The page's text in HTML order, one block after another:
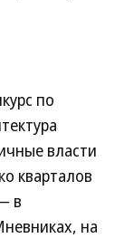
по
власти
кварталов
в
на